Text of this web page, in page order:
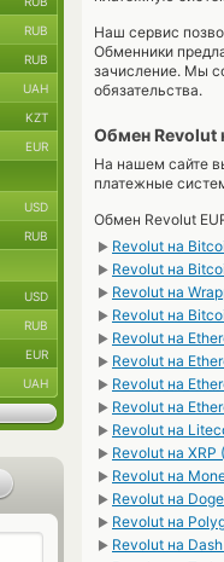
Наш сервис
Обменники
зачисление. Мы
обязательства.
Обмен Revolut
На нашем сайте
платежные
Обмен Revolut
► Revolut на
► Revolut на
► Revolut на
► Revolut на
► Revolut на
► Revolut на
► Revolut на
► Revolut на
► Revolut на
► Revolut на XRP
► Revolut на
► Revolut на
► Revolut на
► Revolut на
RUB
RUB
UAH
KZT
EUR
USD
RUB
USD
RUB
EUR
UAH